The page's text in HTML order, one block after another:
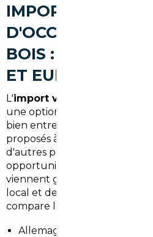
IMPORT DE
D'OCCASION À LA
BOIS :
ET EUROPE
L'import voiture Allemagne
une option privilégiée pour
bien entretenus et
proposés à des tarifs
d'autres pays européens
opportunités intéressantes.
viennent généralement de la
local et des niveaux
compare les offres entre :
Allemagne — standards